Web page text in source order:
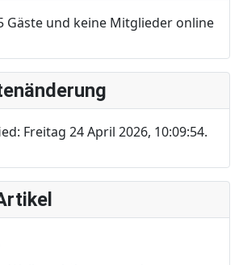
Gäste und keine Mitglieder online
Freitag 24 April 2026, 10:09:54.